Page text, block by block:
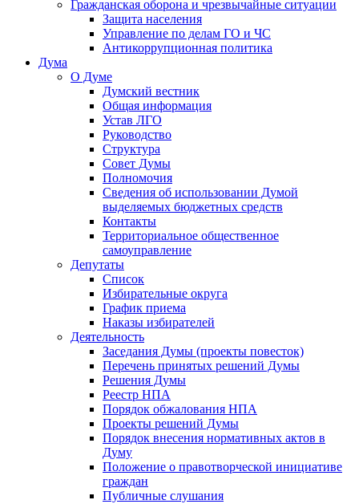
Гражданская оборона и чрезвычайные ситуации
Защита населения
Управление по делам ГО и ЧС
Антикоррупционная политика
Дума
О Думе
Думский вестник
Общая информация
Устав ЛГО
Руководство
Структура
Совет Думы
Полномочия
Сведения об использовании Думой
выделяемых бюджетных средств
Контакты
Территориальное общественное
самоуправление
Депутаты
Список
Избирательные округа
График приема
Наказы избирателей
Деятельность
Заседания Думы (проекты повесток)
Перечень принятых решений Думы
Решения Думы
Реестр НПА
Порядок обжалования НПА
Проекты решений Думы
Порядок внесения нормативных актов в
Думу
Положение о правотворческой инициативе
граждан
Публичные слушания